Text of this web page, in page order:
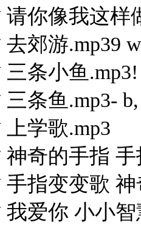
你像我这样
郊游.mp39
条小鱼.mp3!
条鱼.mp3- b,
学歌.mp3
奇的手指 手
指变变歌
爱你 小小